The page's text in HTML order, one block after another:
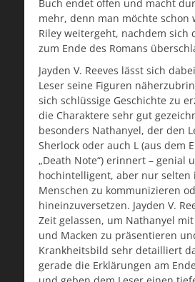
Buch endet offen und macht
mehr, denn man möchte schon
Riley weitergeht, nachdem sich
zum Ende des Romans
Jayden V. Reeves lässt sich
Leser seine Figuren
sich schlüssige Geschichte zu
die Charaktere sehr gut
besonders Nathanyel, der den
Sherlock oder auch L (aus dem
„Death Note“) erinnert – genial
hochintelligent, aber nur selten
Menschen zu kommunizieren
hineinzuversetzen. Jayden V.
Zeit gelassen, um Nathanyel
und Macken zu präsentieren
Krankheitsbild sehr detailliert
gerade die Erklärungen am